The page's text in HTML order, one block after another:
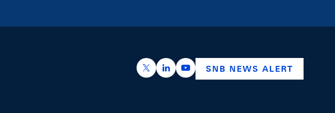
https://x.com/snb_bns
https://ch.linkedin.com/company/swiss-
https://www.youtube.com/
SNB NEWS ALERT